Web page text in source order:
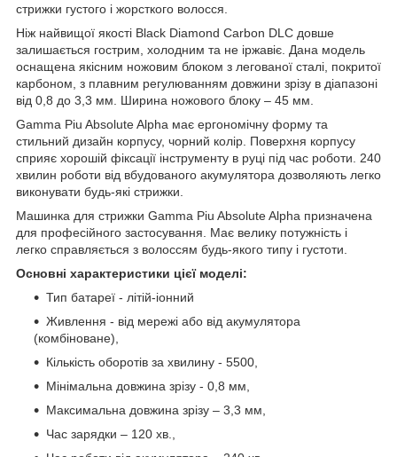
стрижки густого і жорсткого волосся.
Ніж найвищої якості Black Diamond Carbon DLC довше
залишається гострим, холодним та не іржавіє. Дана модель
оснащена якісним ножовим блоком з легованої сталі, покритої
карбоном, з плавним регулюванням довжини зрізу в діапазоні
від 0,8 до 3,3 мм. Ширина ножового блоку – 45 мм.
Gamma Piu Absolute Alpha має ергономічну форму та
стильний дизайн корпусу, чорний колір. Поверхня корпусу
сприяє хорошій фіксації інструменту в руці під час роботи. 240
хвилин роботи від вбудованого акумулятора дозволяють легко
виконувати будь-які стрижки.
Машинка для стрижки Gamma Piu Absolute Alpha призначена
для професійного застосування. Має велику потужність і
легко справляється з волоссям будь-якого типу і густоти.
Основні характеристики цієї моделі:
Тип батареї - літій-іонний
Живлення - від мережі або від акумулятора
(комбіноване),
Кількість оборотів за хвилину - 5500,
Мінімальна довжина зрізу - 0,8 мм,
Максимальна довжина зрізу – 3,3 мм,
Час зарядки – 120 хв.,